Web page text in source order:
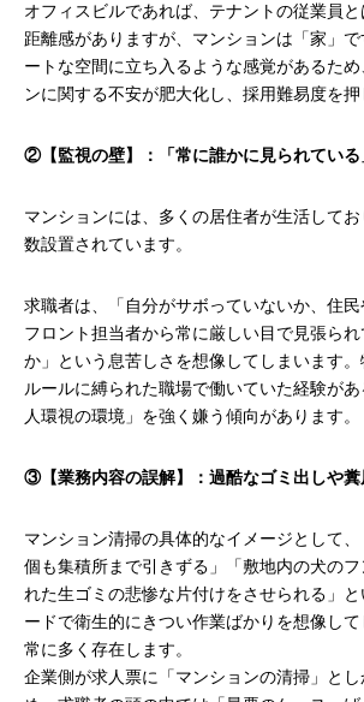
オフィスビルであれば、テナントの従業員
距離感がありますが、マンションは「家」
ートな空間に立ち入るような感覚があるた
ンに関する不安が肥大化し、採用難易度を押
②【監視の壁】：「常に誰かに見られてい
マンションには、多くの居住者が生活して
数設置されています。
求職者は、「自分がサボっていないか、住民
フロント担当者から常に厳しい目で見張ら
か」という息苦しさを想像してしまいます
ルールに縛られた職場で働いていた経験が
人環視の環境」を強く嫌う傾向があります。
③【業務内容の誤解】：過酷なゴミ出しや
マンション清掃の具体的なイメージとして
個も集積所まで引きずる」「敷地内の犬の
れた生ゴミの悲惨な片付けをさせられる」
ードで衛生的にきつい作業ばかりを想像し
常に多く存在します。
企業側が求人票に「マンションの清掃」と